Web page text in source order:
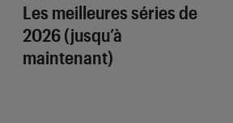
Les meilleures séries de
2026 (jusqu’à
maintenant)